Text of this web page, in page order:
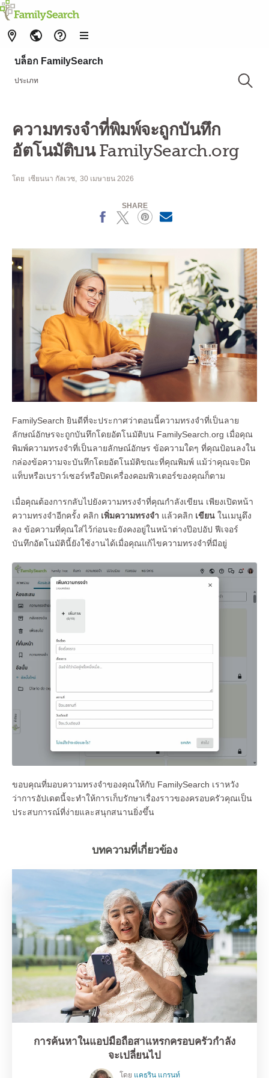
บล็อก FamilySearch
ประเภท
ความทรงจำที่พิมพ์จะถูกบันทึก
อัตโนมัติบน FamilySearch.org
โดย เซียนนา กัลเวซ 30 เมษายน 2026
SHARE
X
FamilySearch ยินดีที่จะประกาศว่าตอนนี้ความทรงจําที่เป็นลาย
ลักษณ์อักษรจะถูกบันทึกโดยอัตโนมัติบน FamilySearch.org เมื่อคุณ
พิมพ์ความทรงจําที่เป็นลายลักษณ์อักษร ข้อความใดๆ ที่คุณป้อนลงใน
กล่องข้อความจะบันทึกโดยอัตโนมัติขณะที่คุณพิมพ์ แม้ว่าคุณจะปิด
แท็บหรือเบราว์เซอร์หรือปิดเครื่องคอมพิวเตอร์ของคุณก็ตาม
เมื่อคุณต้องการกลับไปยังความทรงจําที่คุณกําลังเขียน เพียงเปิดหน้า
ความทรงจําอีกครั้ง คลิก เพิ่มความทรงจํา แล้วคลิก เขียน ในเมนูดึง
ลง ข้อความที่คุณใส่ไว้ก่อนจะยังคงอยู่ในหน้าต่างป๊อปอัป ฟีเจอร์
บันทึกอัตโนมัตินี้ยังใช้งานได้เมื่อคุณแก้ไขความทรงจําที่มีอยู่
ขอบคุณที่มอบความทรงจําของคุณให้กับ FamilySearch เราหวัง
ว่าการอัปเดตนี้จะทําให้การเก็บรักษาเรื่องราวของครอบครัวคุณเป็น
ประสบการณ์ที่ง่ายและสนุกสนานยิ่งขึ้น
บทความที่เกี่ยวข้อง
การค้นหาในแอปมือถือสาแหรกครอบครัวกำลัง
จะเปลี่ยนไป
โดย แคธริน แกรนท์